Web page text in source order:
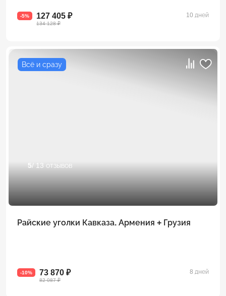
-5% 127 405 ₽
134 128 ₽
10 дней
Всё и сразу
5/ 13 отзывов
Райские уголки Кавказа. Армения + Грузия
-10% 73 870 ₽
82 087 ₽
8 дней